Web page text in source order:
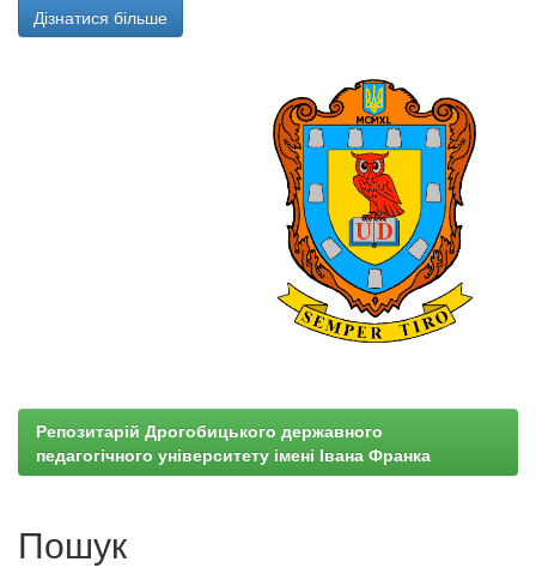
Дізнатися більше
Репозитарій Дрогобицького державного
педагогічного університету імені Івана Франка
Пошук